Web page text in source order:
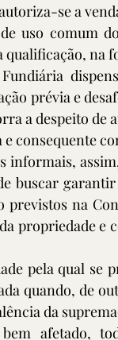
se a
uso comum
qualificação, na
prévia e
a despeito de
consequente
informais,
buscar
previstos na
propriedade e
pela qual se
quando, de
da
afetado,